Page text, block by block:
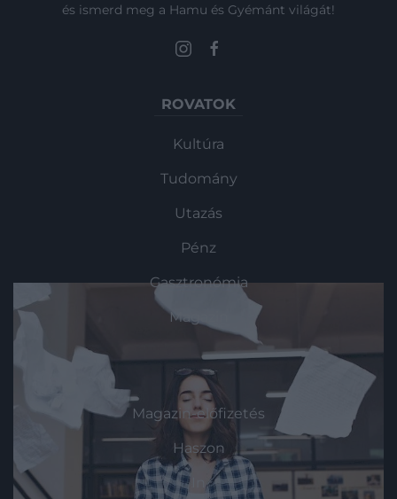
és ismerd meg a Hamu és Gyémánt világát!
ROVATOK
Kultúra
Tudomány
Utazás
Pénz
Gasztronómia
Magazin
HG MEDIA
Magazin-előfizetés
Haszon